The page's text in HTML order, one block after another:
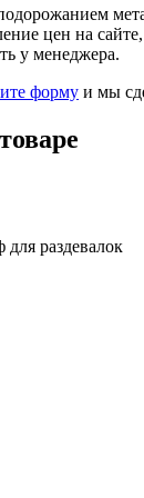
цен на
у менеджера.
форму и мы
раздевалок